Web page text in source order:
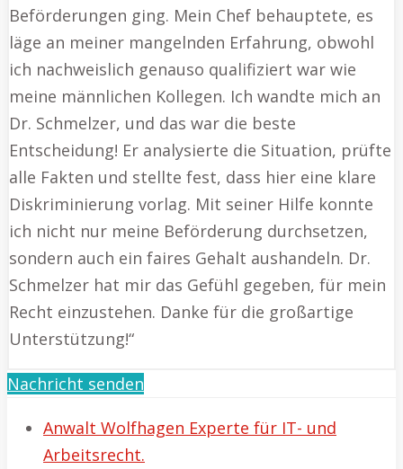
Beförderungen ging. Mein Chef behauptete, es
läge an meiner mangelnden Erfahrung, obwohl
ich nachweislich genauso qualifiziert war wie
meine männlichen Kollegen. Ich wandte mich an
Dr. Schmelzer, und das war die beste
Entscheidung! Er analysierte die Situation, prüfte
alle Fakten und stellte fest, dass hier eine klare
Diskriminierung vorlag. Mit seiner Hilfe konnte
ich nicht nur meine Beförderung durchsetzen,
sondern auch ein faires Gehalt aushandeln. Dr.
Schmelzer hat mir das Gefühl gegeben, für mein
Recht einzustehen. Danke für die großartige
Unterstützung!“
Nachricht senden
Anwalt Wolfhagen Experte für IT- und
Arbeitsrecht.